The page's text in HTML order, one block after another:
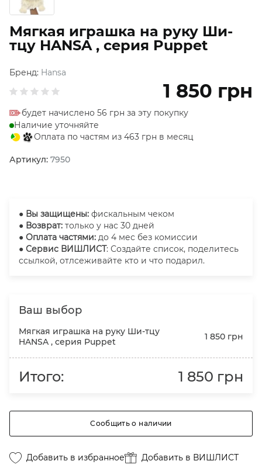
Мягкая играшка на руку Ши-
тцу HANSA , серия Puppet
Бренд: Hansa
1 850 грн
будет начислено 56 грн за эту покупку
Наличие уточняйте
Оплата по частям из 463 грн в месяц
Артикул: 7950
● Вы защищены: фискальным чеком
● Возврат: только у нас 30 дней
● Оплата частями: до 4 мес без комиссии
● Сервис ВИШЛИСТ: Создайте список, поделитесь
ссылкой, отлсеживайте кто и что подарил.
Ваш выбор
Мягкая играшка на руку Ши-тцу
HANSA , серия Puppet
1 850 грн
Итого: 1 850 грн
Сообщить о наличии
Добавить в избранное Добавить в ВИШЛИСТ